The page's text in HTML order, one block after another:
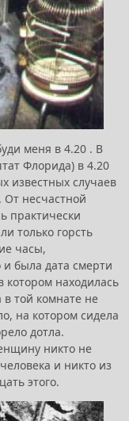
меня в 4.20 . В
Флорида) в 4.20
известных случаев
От несчастной
практически
только горсть
часы,
была дата смерти
находилась
той комнате не
на котором сидела
дотла.
никто не
и никто из
этого.